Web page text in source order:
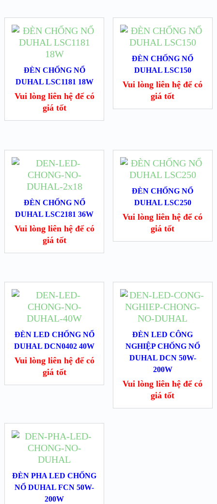
ĐÈN CHỐNG NỔ
DUHAL LSC1181 18W
Vui lòng liên hệ để có
giá tốt
ĐÈN CHỐNG NỔ
DUHAL LSC150
Vui lòng liên hệ để có
giá tốt
ĐÈN CHỐNG NỔ
DUHAL LSC2181 36W
Vui lòng liên hệ để có
giá tốt
ĐÈN CHỐNG NỔ
DUHAL LSC250
Vui lòng liên hệ để có
giá tốt
ĐÈN LED CHỐNG NỔ
DUHAL DCN0402 40W
Vui lòng liên hệ để có
giá tốt
ĐÈN LED CÔNG
NGHIỆP CHỐNG NỔ
DUHAL DCN 50W-
200W
Vui lòng liên hệ để có
giá tốt
ĐÈN PHA LED CHỐNG
NỔ DUHAL FCN 50W-
200W